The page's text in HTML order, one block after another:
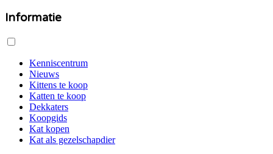
Informatie
Kenniscentrum
Nieuws
Kittens te koop
Katten te koop
Dekkaters
Koopgids
Kat kopen
Kat als gezelschapdier